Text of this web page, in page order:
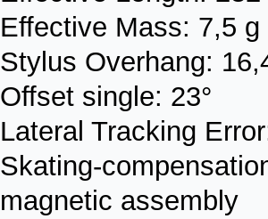
Effective Mass: 7,5 g
Stylus Overhang:
Offset single: 23°
Lateral Tracking
Skating-
magnetic assembly